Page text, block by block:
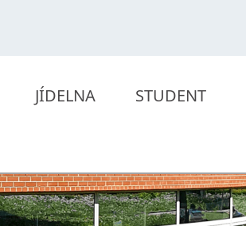
JÍDELNA STUDENT